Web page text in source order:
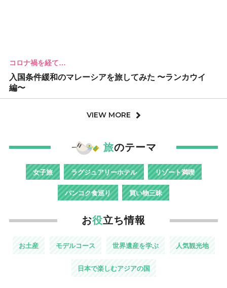
コロナ禍を経て…
入国条件緩和のマレーシアを旅してみた 〜ランカウイ
編〜
VIEW MORE
旅のテーマ
女子旅 ラグジュアリーホテル リゾート満喫
バンコク食巡り 買い物三昧
お役立ち情報
お土産 モデルコース 世界遺産を学ぶ 人気観光地
日本で楽しむアジアの国